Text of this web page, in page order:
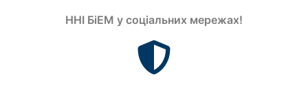
ННІ БіЕМ у соціальних мережах!